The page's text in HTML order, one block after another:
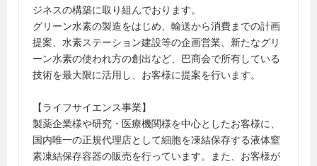
ジネスの構築に取り組んでおります。
グリーン水素の製造をはじめ、輸送から消費までの計画
提案、水素ステーション建設等の企画営業、新たなグリ
ーン水素の使われ方の創出など、巴商会で所有している
技術を最大限に活用し、お客様に提案を行います。
【ライフサイエンス事業】
製薬企業様や研究・医療機関様を中心としたお客様に、
国内唯一の正規代理店として細胞を凍結保存する液体窒
素凍結保存容器の販売を行っています。また、お客様が